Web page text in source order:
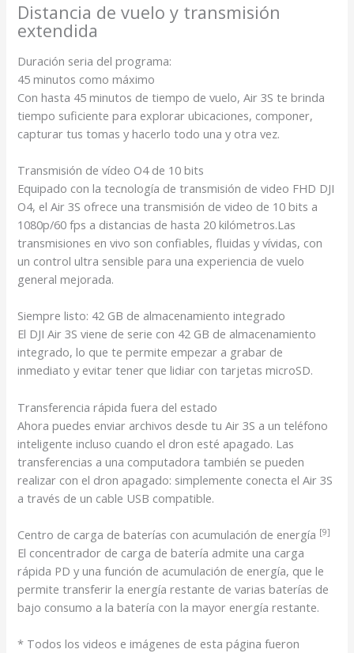
Distancia de vuelo y transmisión
extendida
Duración seria del programa:
45 minutos como máximo
Con hasta 45 minutos de tiempo de vuelo, Air 3S te brinda
tiempo suficiente para explorar ubicaciones, componer,
capturar tus tomas y hacerlo todo una y otra vez.
Transmisión de vídeo O4 de 10 bits
Equipado con la tecnología de transmisión de video FHD DJI
O4, el Air 3S ofrece una transmisión de video de 10 bits a
1080p/60 fps a distancias de hasta 20 kilómetros.Las
transmisiones en vivo son confiables, fluidas y vívidas, con
un control ultra sensible para una experiencia de vuelo
general mejorada.
Siempre listo: 42 GB de almacenamiento integrado
El DJI Air 3S viene de serie con 42 GB de almacenamiento
integrado, lo que te permite empezar a grabar de
inmediato y evitar tener que lidiar con tarjetas microSD.
Transferencia rápida fuera del estado
Ahora puedes enviar archivos desde tu Air 3S a un teléfono
inteligente incluso cuando el dron esté apagado. Las
transferencias a una computadora también se pueden
realizar con el dron apagado: simplemente conecta el Air 3S
a través de un cable USB compatible.
Centro de carga de baterías con acumulación de energía [9]
El concentrador de carga de batería admite una carga
rápida PD y una función de acumulación de energía, que le
permite transferir la energía restante de varias baterías de
bajo consumo a la batería con la mayor energía restante.
* Todos los videos e imágenes de esta página fueron